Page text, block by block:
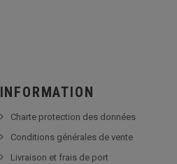
INFORMATION
Charte protection des données
Conditions générales de vente
Livraison et frais de port